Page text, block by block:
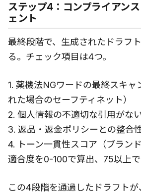
ステップ4：コンプライアン
ェント
最終段階で、生成されたドラフ
る。チェック項目は4つ。
1. 薬機法NGワードの最終スキャ
れた場合のセーフティネット）
2. 個人情報の不適切な引用がな
3. 返品・返金ポリシーとの整合
4. トーン一貫性スコア（ブラン
適合度を0-100で算出、75以上で
この4段階を通過したドラフト